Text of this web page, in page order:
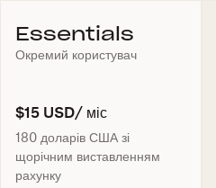
Essentials
Окремий користувач
$15 USD/ міс
180 доларів США зі
щорічним виставленням
рахунку